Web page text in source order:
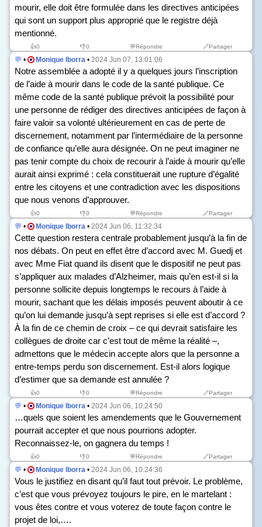
mourir, elle doit être formulée dans les directives anticipées
qui sont un support plus approprié que le registre déjà
mentionné.
👍0 👎0 💬Répondre 🔗Partager
💬 • Monique Iborra • 2024 Jun 07, 13:01:06
Notre assemblée a adopté il y a quelques jours l’inscription
de l’aide à mourir dans le code de la santé publique. Ce
même code de la santé publique prévoit la possibilité pour
une personne de rédiger des directives anticipées de façon à
faire valoir sa volonté ultérieurement en cas de perte de
discernement, notamment par l’intermédiaire de la personne
de confiance qu’elle aura désignée. On ne peut imaginer ne
pas tenir compte du choix de recourir à l’aide à mourir qu’elle
aurait ainsi exprimé : cela constituerait une rupture d’égalité
entre les citoyens et une contradiction avec les dispositions
que nous venons d’approuver.
👍0 👎0 💬Répondre 🔗Partager
💬 • Monique Iborra • 2024 Jun 06, 11:32:34
Cette question restera centrale probablement jusqu’à la fin de
nos débats. On peut en effet être d’accord avec M. Guedj et
avec Mme Fiat quand ils disent que le dispositif ne peut pas
s’appliquer aux malades d’Alzheimer, mais qu’en est-il si la
personne sollicite depuis longtemps le recours à l’aide à
mourir, sachant que les délais imposés peuvent aboutir à ce
qu’on lui demande jusqu’à sept reprises si elle est d’accord ?
À la fin de ce chemin de croix – ce qui devrait satisfaire les
collègues de droite car c’est tout de même la réalité –,
admettons que le médecin accepte alors que la personne a
entre-temps perdu son discernement. Est-il alors logique
d’estimer que sa demande est annulée ?
👍0 👎0 💬Répondre 🔗Partager
💬 • Monique Iborra • 2024 Jun 06, 10:24:50
…quels que soient les amendements que le Gouvernement
pourrait accepter et que nous pourrions adopter.
Reconnaissez-le, on gagnera du temps !
👍0 👎0 💬Répondre 🔗Partager
💬 • Monique Iborra • 2024 Jun 06, 10:24:36
Vous le justifiez en disant qu’il faut tout prévoir. Le problème,
c’est que vous prévoyez toujours le pire, en le martelant :
vous êtes contre et vous voterez de toute façon contre le
projet de loi,….